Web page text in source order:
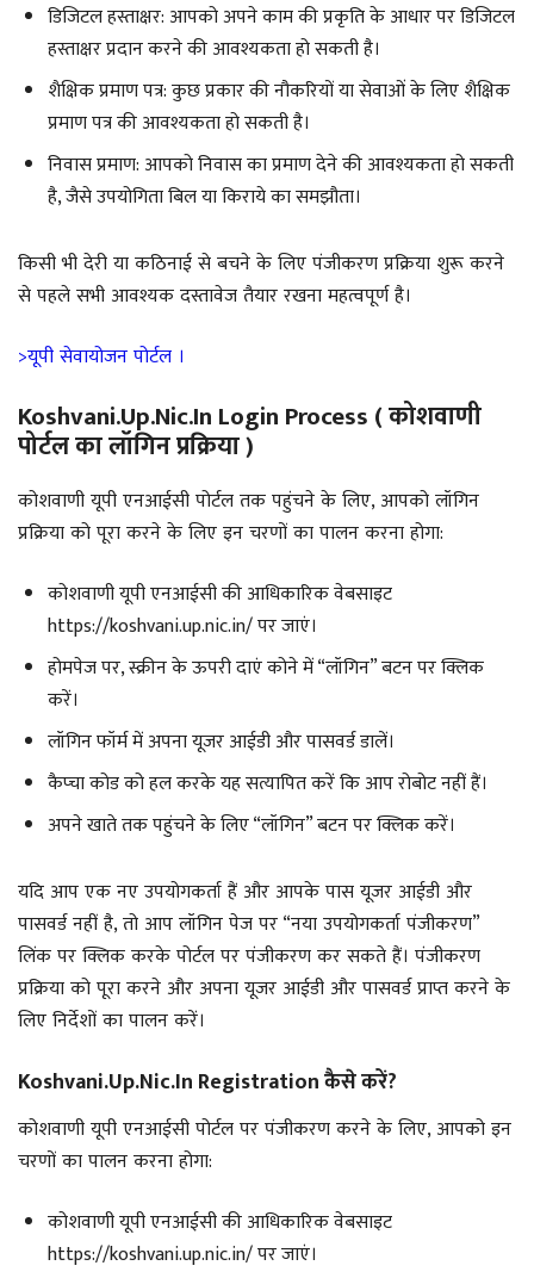
डिजिटल हस्ताक्षर: आपको अपने काम की प्रकृति के आधार पर डिजिटल
हस्ताक्षर प्रदान करने की आवश्यकता हो सकती है।
शैक्षिक प्रमाण पत्र: कुछ प्रकार की नौकरियों या सेवाओं के लिए शैक्षिक
प्रमाण पत्र की आवश्यकता हो सकती है।
निवास प्रमाण: आपको निवास का प्रमाण देने की आवश्यकता हो सकती
है, जैसे उपयोगिता बिल या किराये का समझौता।
किसी भी देरी या कठिनाई से बचने के लिए पंजीकरण प्रक्रिया शुरू करने
से पहले सभी आवश्यक दस्तावेज तैयार रखना महत्वपूर्ण है।
>यूपी सेवायोजन पोर्टल ।
Koshvani.up.nic.in Login Process ( कोशवाणी
पोर्टल का लॉगिन प्रक्रिया )
कोशवाणी यूपी एनआईसी पोर्टल तक पहुंचने के लिए, आपको लॉगिन
प्रक्रिया को पूरा करने के लिए इन चरणों का पालन करना होगा:
कोशवाणी यूपी एनआईसी की आधिकारिक वेबसाइट
https://koshvani.up.nic.in/ पर जाएं।
होमपेज पर, स्क्रीन के ऊपरी दाएं कोने में “लॉगिन” बटन पर क्लिक
करें।
लॉगिन फॉर्म में अपना यूजर आईडी और पासवर्ड डालें।
कैप्चा कोड को हल करके यह सत्यापित करें कि आप रोबोट नहीं हैं।
अपने खाते तक पहुंचने के लिए “लॉगिन” बटन पर क्लिक करें।
यदि आप एक नए उपयोगकर्ता हैं और आपके पास यूजर आईडी और
पासवर्ड नहीं है, तो आप लॉगिन पेज पर “नया उपयोगकर्ता पंजीकरण”
लिंक पर क्लिक करके पोर्टल पर पंजीकरण कर सकते हैं। पंजीकरण
प्रक्रिया को पूरा करने और अपना यूजर आईडी और पासवर्ड प्राप्त करने के
लिए निर्देशों का पालन करें।
Koshvani.up.nic.in Registration कैसे करें?
कोशवाणी यूपी एनआईसी पोर्टल पर पंजीकरण करने के लिए, आपको इन
चरणों का पालन करना होगा:
कोशवाणी यूपी एनआईसी की आधिकारिक वेबसाइट
https://koshvani.up.nic.in/ पर जाएं।